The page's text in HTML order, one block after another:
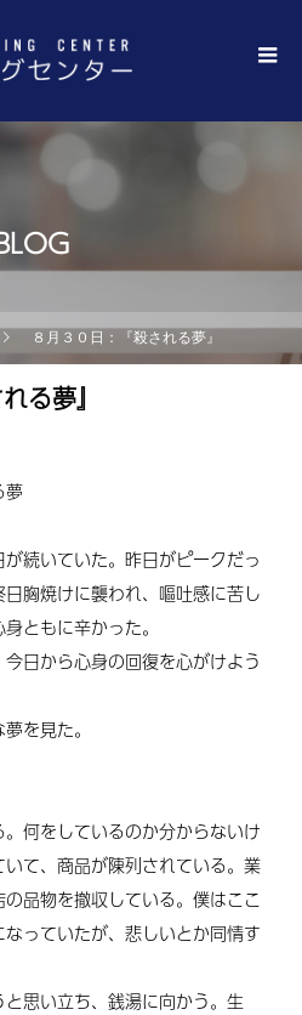
８月３０日：『殺される夢』
る夢』
夢
続いていた。昨日がピークだっ
胸焼けに襲われ、嘔吐感に苦し
ともに辛かった。
日から心身の回復を心がけよう
を見た。
何をしているのか分からないけ
て、商品が陳列されている。業
品物を撤収している。僕はここ
っていたが、悲しいとか同情す
思い立ち、銭湯に向かう。生